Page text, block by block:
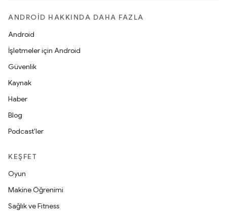
ANDROID HAKKINDA DAHA FAZLA
Android
İşletmeler için Android
Güvenlik
Kaynak
Haber
Blog
Podcast'ler
KEŞFET
Oyun
Makine Öğrenimi
Sağlık ve Fitness